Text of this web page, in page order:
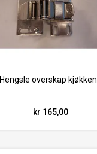
Hengsle overskap
kr 165,00